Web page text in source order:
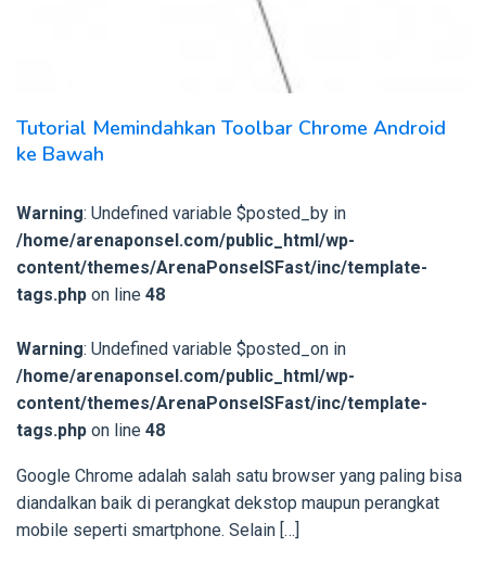
Tutorial Memindahkan Toolbar Chrome Android
ke Bawah
Warning: Undefined variable $posted_by in
/home/arenaponsel.com/public_html/wp-
content/themes/ArenaPonselSFast/inc/template-
tags.php on line 48
Warning: Undefined variable $posted_on in
/home/arenaponsel.com/public_html/wp-
content/themes/ArenaPonselSFast/inc/template-
tags.php on line 48
Google Chrome adalah salah satu browser yang paling bisa
diandalkan baik di perangkat dekstop maupun perangkat
mobile seperti smartphone. Selain […]